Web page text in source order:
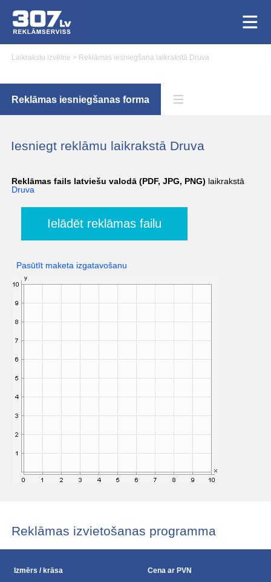
Laikrakstu izvēlne > Reklāmas iesniegšana laikrakstā Druva
Reklāmas iesniegšanas forma
Iesniegt reklāmu laikrakstā Druva
Reklāmas fails latviešu valodā (PDF, JPG, PNG) laikrakstā
Druva
Ielādēt reklāmas failu
Pasūtīt maketa izgatavošanu
Reklāmas izvietošanas programma
Izmērs / krāsa Cena ar PVN